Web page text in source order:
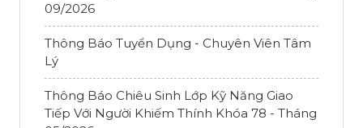
09/2026
Thông Báo Tuyển Dụng - Chuyên Viên Tâm
Lý
Thông Báo Chiêu Sinh Lớp Kỹ Năng Giao
Tiếp Với Người Khiếm Thính Khóa 78 - Tháng